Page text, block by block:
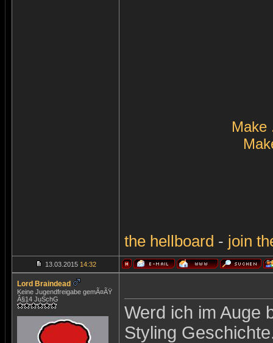
Make
the hellboard - join
13.03.2015 14:32
Lord Braindead
Keine Jugendfreigabe gemÃ¤ÃŸ
Â§14 JuSchG
Werd ich im Auge
Styling